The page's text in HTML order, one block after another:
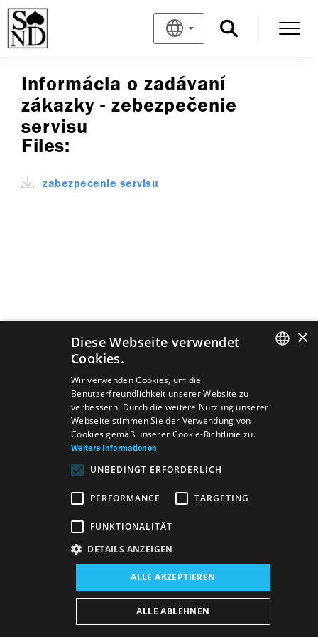
Informácia o zadávaní
zákazky - zebezpečenie
servisu
Files:
zabezpecenie servisu
Verzeichnis
Allgemeine Geschäftsbedingungen
Vyhlásenie o prístupnosti DE
Majetok štátu DE
Datenschutzerklärung
Wezeo Altamira
GERMAN
×
Diese Webseite verwendet
Cookies.
Wir verwenden Cookies, um die
Benutzerfreundlichkeit unserer Website zu
verbessern. Durch die weitere Nutzung unserer
Webseite stimmen Sie der Verwendung von
Cookies gemäß unserer Cookie-Richtlinie zu.
Weitere Informationen
UNBEDINGT ERFORDERLICH
PERFORMANCE TARGETING
FUNKTIONALITÄT
DETAILS ANZEIGEN
ALLE AKZEPTIEREN
ALLE ABLEHNEN